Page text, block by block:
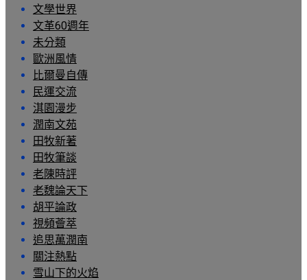
文學世界
文革60週年
未分類
歐洲風情
比爾曼自傳
民運交流
淇園漫步
潤南文苑
田牧新著
田牧筆談
老陳時評
老魏論天下
胡平論政
視頻薈萃
追思萬潤南
關注熱點
雪山下的火焰